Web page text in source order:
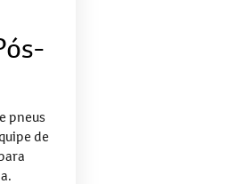
pneus
de